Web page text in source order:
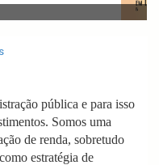
pública e para isso
Somos uma
de renda, sobretudo
estratégia de